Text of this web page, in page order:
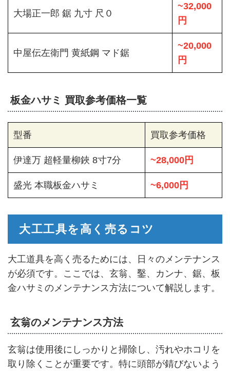
大場正一郎 鋸 九寸 尺０
~32,000
円
中屋伝左衛門 黄紙鋼 マド鋸
~20,000
円
板金ハサミ 買取参考価格一覧
型番 買取参考価格
伊達万 超軽量柳鋏 8寸7分 ~28,000円
盛光 本職板金ハサミ ~6,000円
大工工具を高く売るコツ
大工道具を高く売るためには、日々のメンテナンス
が必須です。ここでは、玄翁、鑿、カンナ、鋸、板
金ハサミのメンテナンス方法について解説します。
玄翁のメンテナンス方法
玄翁は使用後にしっかりと掃除し、汚れやホコリを
取り除くことが重要です。特に頭部が錆びないよう